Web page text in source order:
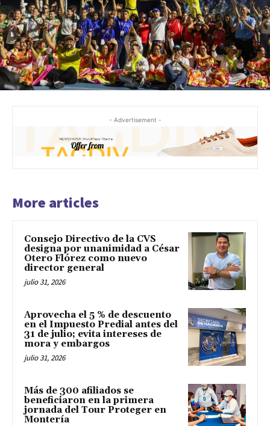
- Advertisement -
More articles
Consejo Directivo de la CVS
designa por unanimidad a César
Otero Flórez como nuevo
director general
julio 31, 2026
Aprovecha el 5 % de descuento
en el Impuesto Predial antes del
31 de julio; evita intereses de
mora y embargos
julio 31, 2026
Más de 300 afiliados se
beneficiaron en la primera
jornada del Tour Proteger en
Montería